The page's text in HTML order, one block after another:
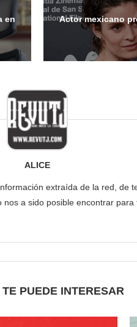
en
Actor mexicano
ALICE
extraída de la red, de
nos a sido posible encontrar para
PUEDE INTERESAR